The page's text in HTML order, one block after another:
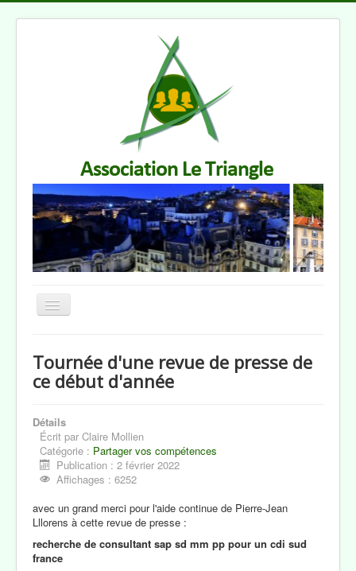
Basculer
Revue de Presse
Contacts
Tournée d'une revue de presse de
ce début d'année
Détails
Écrit par Claire Mollien
Catégorie : Partager vos compétences
Publication : 2 février 2022
Affichages : 6252
avec un grand merci pour l'aide continue de Pierre-Jean
Lllorens à cette revue de presse :
recherche de consultant sap sd mm pp pour un cdi sud
france